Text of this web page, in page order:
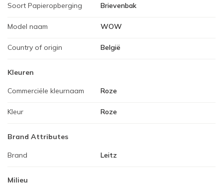
Soort Papieropberging Brievenbak
Model naam WOW
Country of origin België
Kleuren
Commerciële kleurnaam Roze
Kleur Roze
Brand Attributes
Brand Leitz
Milieu